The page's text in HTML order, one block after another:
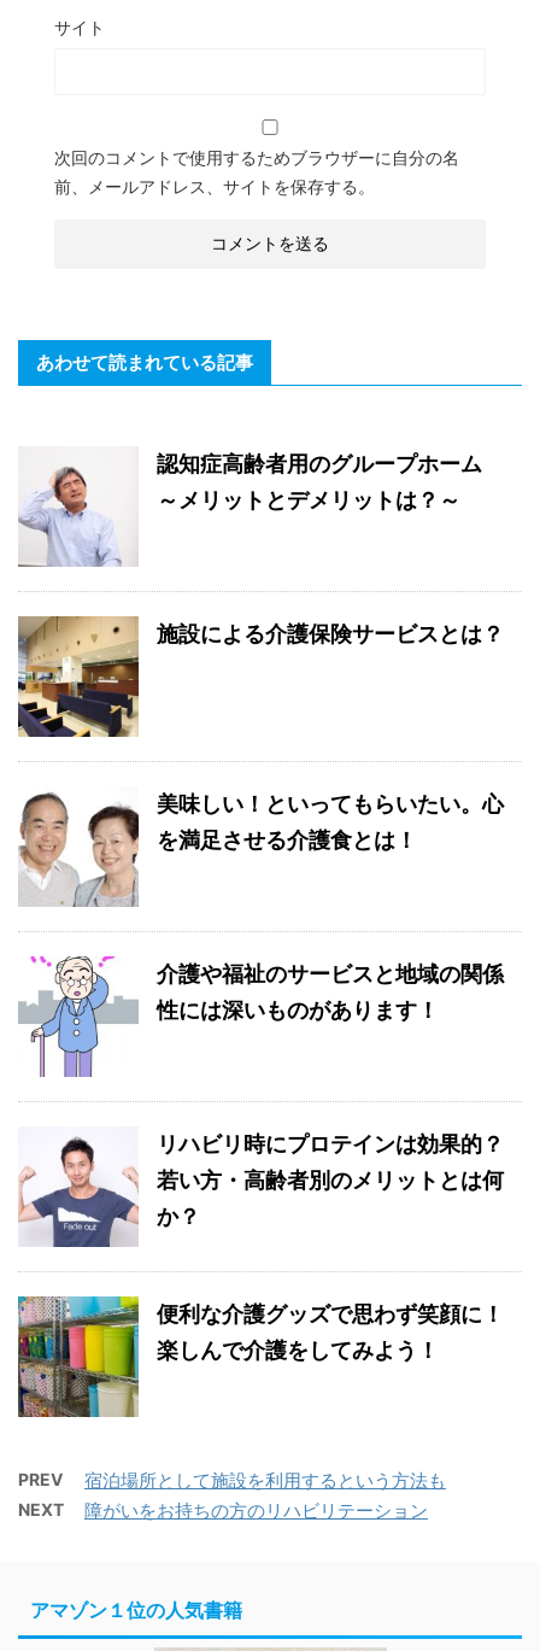
サイト
次回のコメントで使用するためブラウザーに自分の名
前、メールアドレス、サイトを保存する。
あわせて読まれている記事
認知症高齢者用のグループホーム
～メリットとデメリットは？～
施設による介護保険サービスとは？
美味しい！といってもらいたい。心
を満足させる介護食とは！
介護や福祉のサービスと地域の関係
性には深いものがあります！
リハビリ時にプロテインは効果的？
若い方・高齢者別のメリットとは何
か？
便利な介護グッズで思わず笑顔に！
楽しんで介護をしてみよう！
PREV 宿泊場所として施設を利用するという方法も
NEXT 障がいをお持ちの方のリハビリテーション
アマゾン１位の人気書籍